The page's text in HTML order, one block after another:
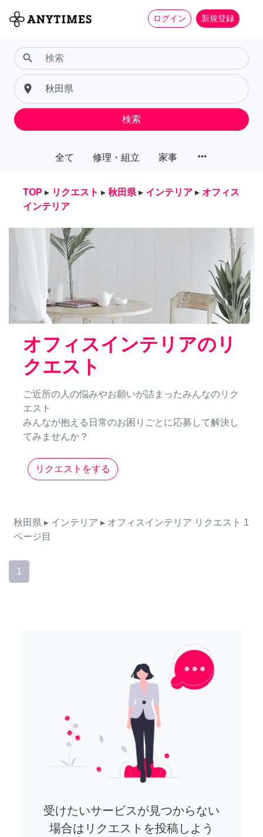
ログイン 新規登録
全て 修理・組立 家事 more_horiz
search
place
検索
TOP ▸ リクエスト ▸ 秋田県 ▸ インテリア ▸ オフィス
インテリア
オフィスインテリアのリ
クエスト
ご近所の人の悩みやお願いが詰まったみんなのリク
エスト
みんなが抱える日常のお困りごとに応募して解決し
てみませんか？
リクエストをする
秋田県 ▸ インテリア ▸ オフィスインテリア リクエスト 1
ページ目
1
受けたいサービスが見つからない
場合はリクエストを投稿しよう